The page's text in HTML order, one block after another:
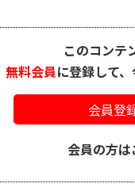
このコンテ
無料会員に登録して
会員登
会員の方